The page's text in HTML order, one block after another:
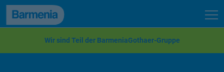
zum Seiteninhalt
Back to top
Wir sind Teil der BarmeniaGothaer-Gruppe